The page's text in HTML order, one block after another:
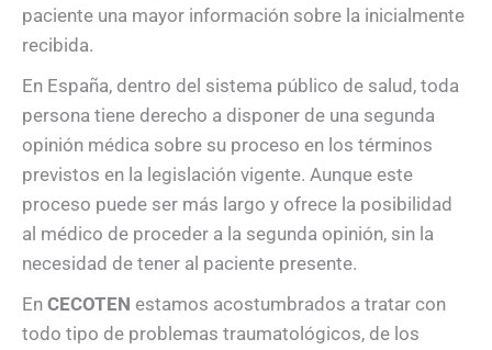
paciente una mayor información sobre la inicialmente
recibida.
En España, dentro del sistema público de salud, toda
persona tiene derecho a disponer de una segunda
opinión médica sobre su proceso en los términos
previstos en la legislación vigente. Aunque este
proceso puede ser más largo y ofrece la posibilidad
al médico de proceder a la segunda opinión, sin la
necesidad de tener al paciente presente.
En CECOTEN estamos acostumbrados a tratar con
todo tipo de problemas traumatológicos, de los